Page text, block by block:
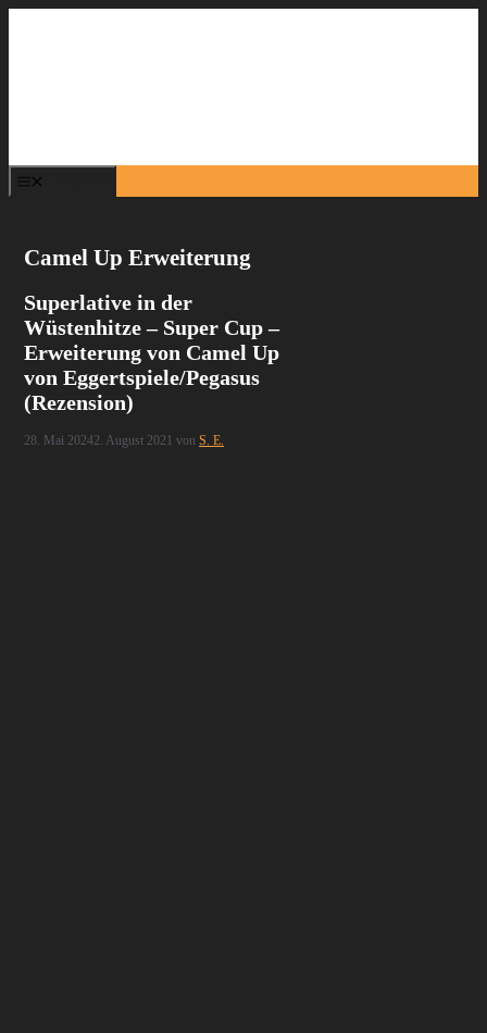
Camel Up Erweiterung
Superlative in der
Wüstenhitze – Super Cup –
Erweiterung von Camel Up
von Eggertspiele/Pegasus
(Rezension)
28. Mai 20242. August 2021 vonS. E.